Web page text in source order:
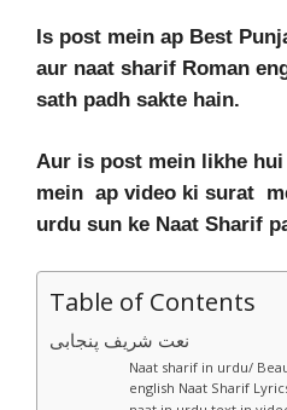
b
o
o
k
er l e
st t
o
p
y
n
k
Is post mein ap Best
aur naat sharif Roman
sath padh sakte hain.
Aur is post mein likhe
mein ap video ki surat
urdu sun ke Naat Sharif
Table of Contents
نعت شریف پنجابی
Naat sharif in urdu/
english Naat Sharif